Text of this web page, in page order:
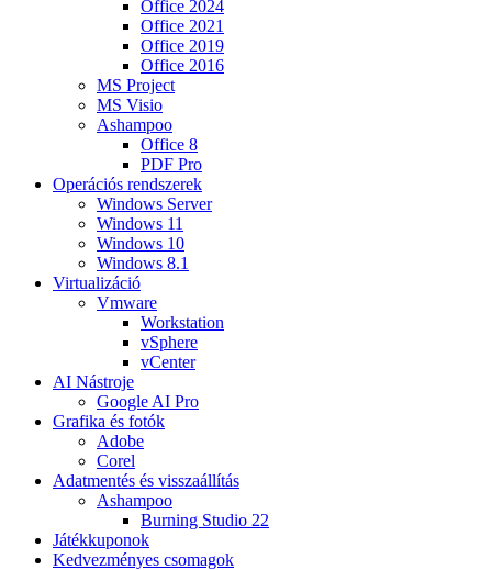
Office 2024
Office 2021
Office 2019
Office 2016
MS Project
MS Visio
Ashampoo
Office 8
PDF Pro
Operációs rendszerek
Windows Server
Windows 11
Windows 10
Windows 8.1
Virtualizáció
Vmware
Workstation
vSphere
vCenter
AI Nástroje
Google AI Pro
Grafika és fotók
Adobe
Corel
Adatmentés és visszaállítás
Ashampoo
Burning Studio 22
Játékkuponok
Kedvezményes csomagok